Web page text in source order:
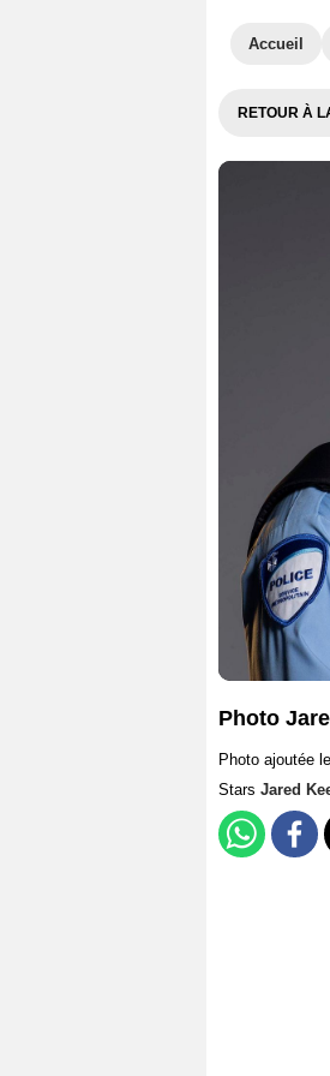
Accueil
RETOUR À
Photo
Photo ajoutée
Stars Jared